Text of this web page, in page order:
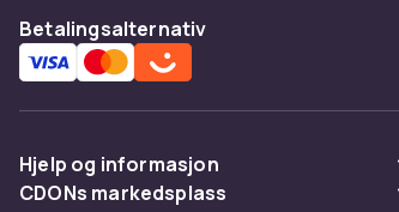
Betalingsalternativ
Hjelp og informasjon
Vanlige spørsmål
CDONs markedsplass